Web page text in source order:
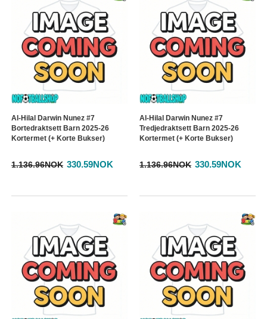
Al-Hilal Darwin Nunez #7
Bortedraktsett Barn 2025-26
Kortermet (+ Korte Bukser)
1.136.96NOK 330.59NOK
Al-Hilal Darwin Nunez #7
Tredjedraktsett Barn 2025-26
Kortermet (+ Korte Bukser)
1.136.96NOK 330.59NOK